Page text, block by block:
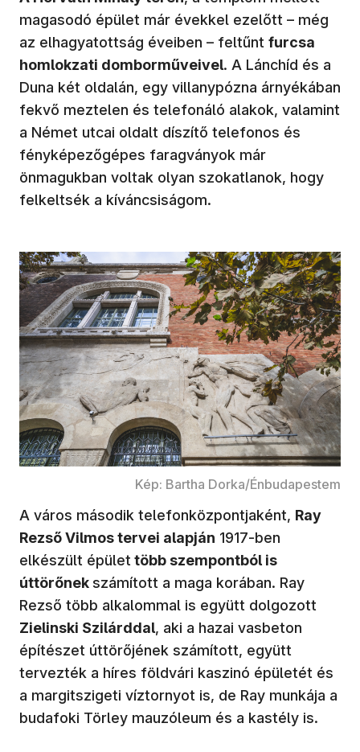
magasodó épület már évekkel ezelőtt – még
az elhagyatottság éveiben – feltűnt furcsa
homlokzati domborműveivel. A Lánchíd és a
Duna két oldalán, egy villanypózna árnyékában
fekvő meztelen és telefonáló alakok, valamint
a Német utcai oldalt díszítő telefonos és
fényképezőgépes faragványok már
önmagukban voltak olyan szokatlanok, hogy
felkeltsék a kíváncsiságom.
Kép: Bartha Dorka/Énbudapestem
A város második telefonközpontjaként, Ray
Rezső Vilmos tervei alapján 1917-ben
elkészült épület több szempontból is
úttörőnekszámított a maga korában. Ray
Rezső több alkalommal is együtt dolgozott
Zielinski Szilárddal, aki a hazai vasbeton
építészet úttörőjének számított, együtt
tervezték a híres földvári kaszinó épületét és
a margitszigeti víztornyot is, de Ray munkája a
budafoki Törley mauzóleum és a kastély is.